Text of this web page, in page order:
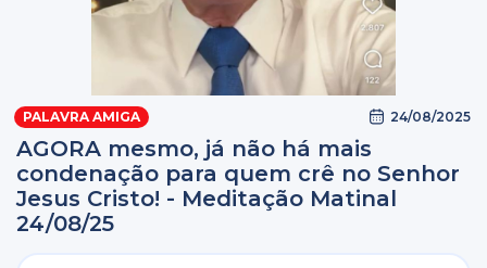
PALAVRA AMIGA 24/08/2025
AGORA mesmo, já não há mais
condenação para quem crê no Senhor
Jesus Cristo! - Meditação Matinal
24/08/25